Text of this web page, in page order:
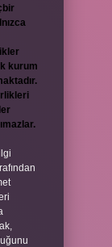
kurum